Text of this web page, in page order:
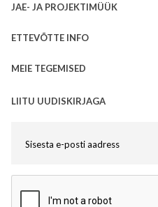
JAE- JA PROJEKTIMÜÜK
ETTEVÕTTE INFO
MEIE TEGEMISED
LIITU UUDISKIRJAGA